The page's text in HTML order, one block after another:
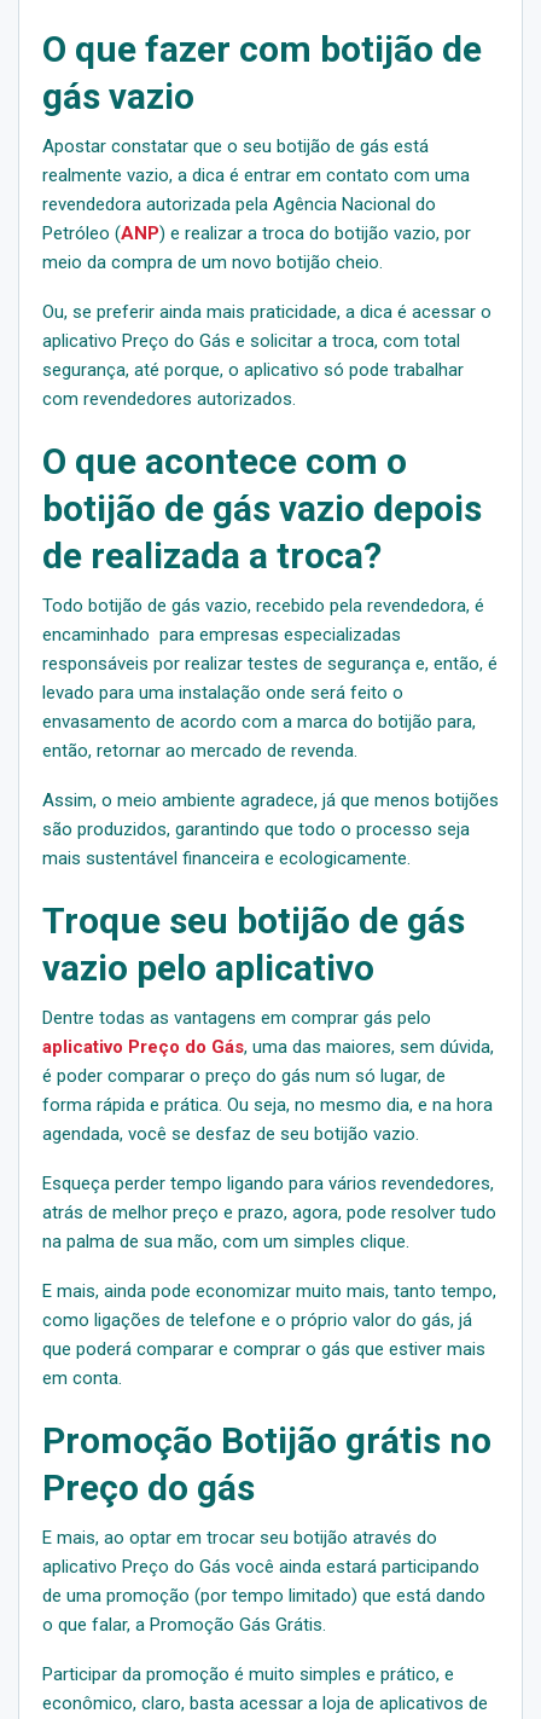
O que fazer com botijão de
gás vazio
Apostar constatar que o seu botijão de gás está
realmente vazio, a dica é entrar em contato com uma
revendedora autorizada pela Agência Nacional do
Petróleo (ANP) e realizar a troca do botijão vazio, por
meio da compra de um novo botijão cheio.
Ou, se preferir ainda mais praticidade, a dica é acessar o
aplicativo Preço do Gás e solicitar a troca, com total
segurança, até porque, o aplicativo só pode trabalhar
com revendedores autorizados.
O que acontece com o
botijão de gás vazio depois
de realizada a troca?
Todo botijão de gás vazio, recebido pela revendedora, é
encaminhado para empresas especializadas
responsáveis por realizar testes de segurança e, então, é
levado para uma instalação onde será feito o
envasamento de acordo com a marca do botijão para,
então, retornar ao mercado de revenda.
Assim, o meio ambiente agradece, já que menos botijões
são produzidos, garantindo que todo o processo seja
mais sustentável financeira e ecologicamente.
Troque seu botijão de gás
vazio pelo aplicativo
Dentre todas as vantagens em comprar gás pelo
aplicativo Preço do Gás, uma das maiores, sem dúvida,
é poder comparar o preço do gás num só lugar, de
forma rápida e prática. Ou seja, no mesmo dia, e na hora
agendada, você se desfaz de seu botijão vazio.
Esqueça perder tempo ligando para vários revendedores,
atrás de melhor preço e prazo, agora, pode resolver tudo
na palma de sua mão, com um simples clique.
E mais, ainda pode economizar muito mais, tanto tempo,
como ligações de telefone e o próprio valor do gás, já
que poderá comparar e comprar o gás que estiver mais
em conta.
Promoção Botijão grátis no
Preço do gás
E mais, ao optar em trocar seu botijão através do
aplicativo Preço do Gás você ainda estará participando
de uma promoção (por tempo limitado) que está dando
o que falar, a Promoção Gás Grátis.
Participar da promoção é muito simples e prático, e
econômico, claro, basta acessar a loja de aplicativos de